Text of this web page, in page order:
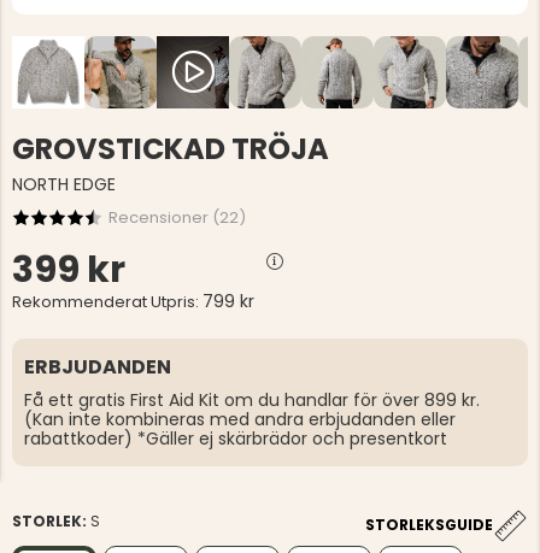
GROVSTICKAD TRÖJA
NORTH EDGE
Recensioner (22)
399 kr
Rekommenderat Utpris: 799 kr
ERBJUDANDEN
Få ett gratis First Aid Kit om du handlar för över 899 kr.
(Kan inte kombineras med andra erbjudanden eller
rabattkoder) *Gäller ej skärbrädor och presentkort
STORLEK: S STORLEKSGUIDE